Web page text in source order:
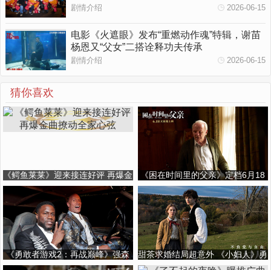
剧情介绍 2026-06-15
电影《火遮眼》发布“重燃动作魂”特辑，谢苗
杨恩又“父女”二搭诠释功夫传承
剧情介绍 2026-06-15
猜你喜欢
《鳄鱼莱莱》迎来接连好评 再爆金
曲撩动全家心弦
《困在时间里的父亲》定档6月18
日 影帝霍普金斯贡献巅峰演技
《勇敢者游戏2：再战巅峰》强森
亮相北美首映礼 口碑解禁媒体盛赞
甜茶求婚结局超意外 《小妇人》勇
敢追爱开启七夕告白季